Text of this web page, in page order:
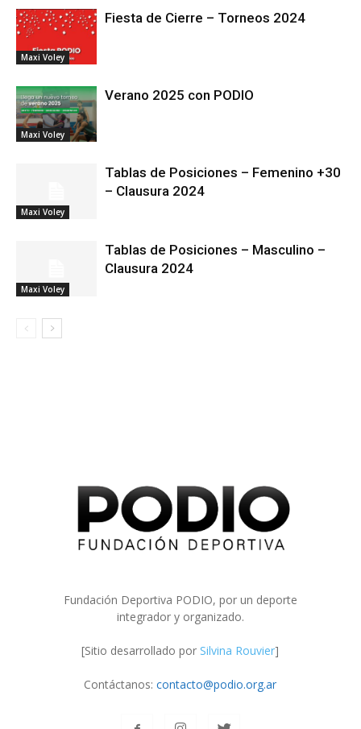
Maxi Voley
Fiesta de Cierre – Torneos 2024
Maxi Voley
Verano 2025 con PODIO
Maxi Voley
Tablas de Posiciones – Femenino +30
– Clausura 2024
Maxi Voley
Tablas de Posiciones – Masculino –
Clausura 2024
Fundación Deportiva PODIO, por un deporte
integrador y organizado.
[Sitio desarrollado por Silvina Rouvier]
Contáctanos:contacto@podio.org.ar